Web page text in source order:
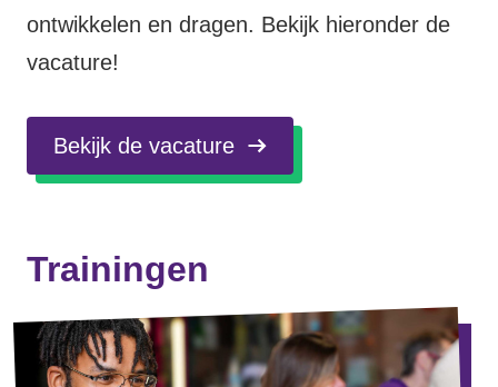
ontwikkelen en dragen. Bekijk hieronder de
vacature!
Bekijk de vacature
Trainingen